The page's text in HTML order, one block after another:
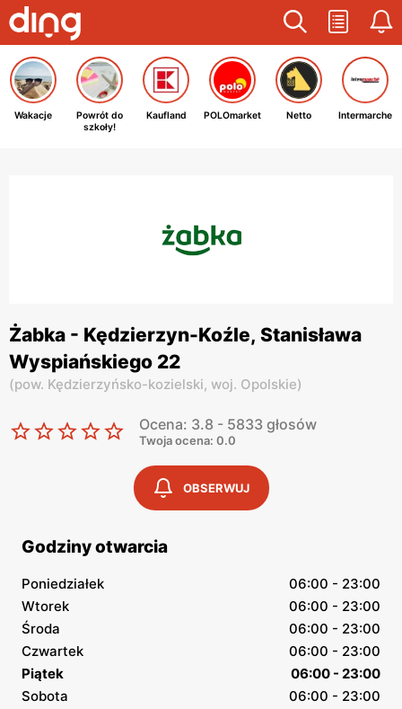
Wakacje
Powrót do
szkoły!
Kaufland POLOmarket Netto Intermarche
Żabka - Kędzierzyn-Koźle, Stanisława
Wyspiańskiego 22
(pow. Kędzierzyńsko-kozielski, woj. Opolskie)
Ocena: 3.8 - 5833 głosów
Twoja ocena: 0.0
OBSERWUJ
Godziny otwarcia
Poniedziałek
06:00 - 23:00
Wtorek
06:00 - 23:00
Środa
06:00 - 23:00
Czwartek
06:00 - 23:00
Piątek
06:00 - 23:00
Sobota
06:00 - 23:00